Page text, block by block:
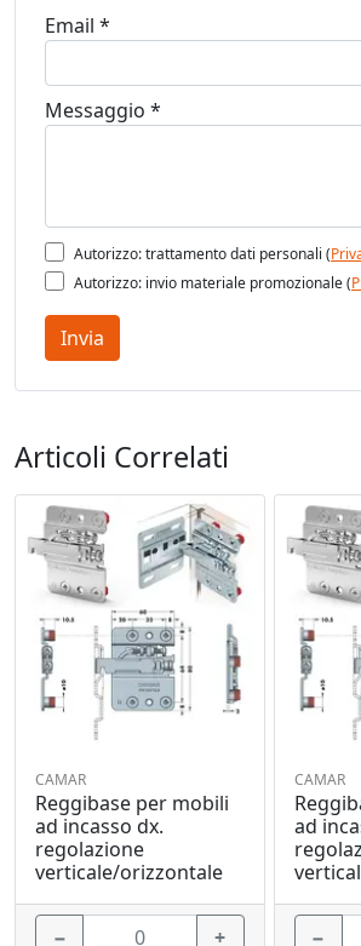
Email *
Messaggio *
Autorizzo: trattamento dati personali (
Autorizzo: invio materiale promozionale (
Invia
Articoli Correlati
CAMAR
Reggibase per mobili
ad incasso dx.
regolazione
verticale/orizzontale
− +
CAMAR
ad
−